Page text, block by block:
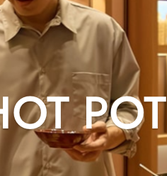
POT